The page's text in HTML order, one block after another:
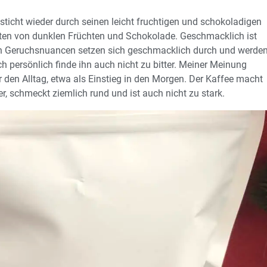
wieder durch seinen leicht fruchtigen und schokoladigen
von dunklen Früchten und Schokolade. Geschmacklich ist
setzen sich geschmacklich durch und
persönlich finde ihn auch nicht zu bitter. Meiner Meinung
Alltag, etwa als Einstieg in den Morgen. Der Kaffee macht
schmeckt ziemlich rund und ist auch nicht zu stark.